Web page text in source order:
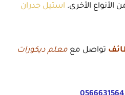
الأنواع الأخرى. استيل جدران
تواصل مع معلم ديكورات